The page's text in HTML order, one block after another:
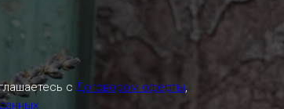
с Договором оферты